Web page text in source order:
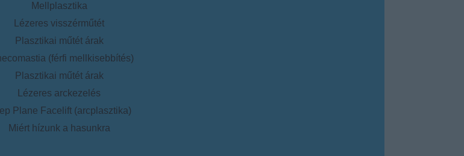
Mellplasztika
Lézeres visszérműtét
Plasztikai műtét árak
(férfi mellkisebbítés)
Plasztikai műtét árak
Lézeres arckezelés
Plane Facelift (arcplasztika)
Miért hízunk a hasunkra